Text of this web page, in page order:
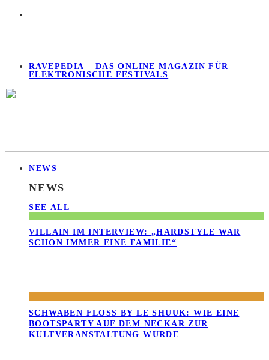
RAVEPEDIA – DAS ONLINE MAGAZIN FÜR
ELEKTRONISCHE FESTIVALS
NEWS
NEWS
SEE ALL
VILLAIN IM INTERVIEW: „HARDSTYLE WAR
SCHON IMMER EINE FAMILIE“
SCHWABEN FLOSS BY LE SHUUK: WIE EINE B
OOTSPARTY AUF DEM NECKAR ZUR K
ULTVERANSTALTUNG WURDE